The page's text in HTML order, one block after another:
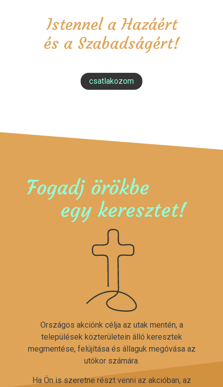
Istennel a Hazáért
és a Szabadságért!
csatlakozom
Fogadj örökbe
egy keresztet!
Országos akciónk célja az utak mentén, a
települések közterületein álló keresztek
megmentése, felújítása és állaguk megóvása az
utókor számára.
Ha Ön is szeretne részt venni az akcióban, az